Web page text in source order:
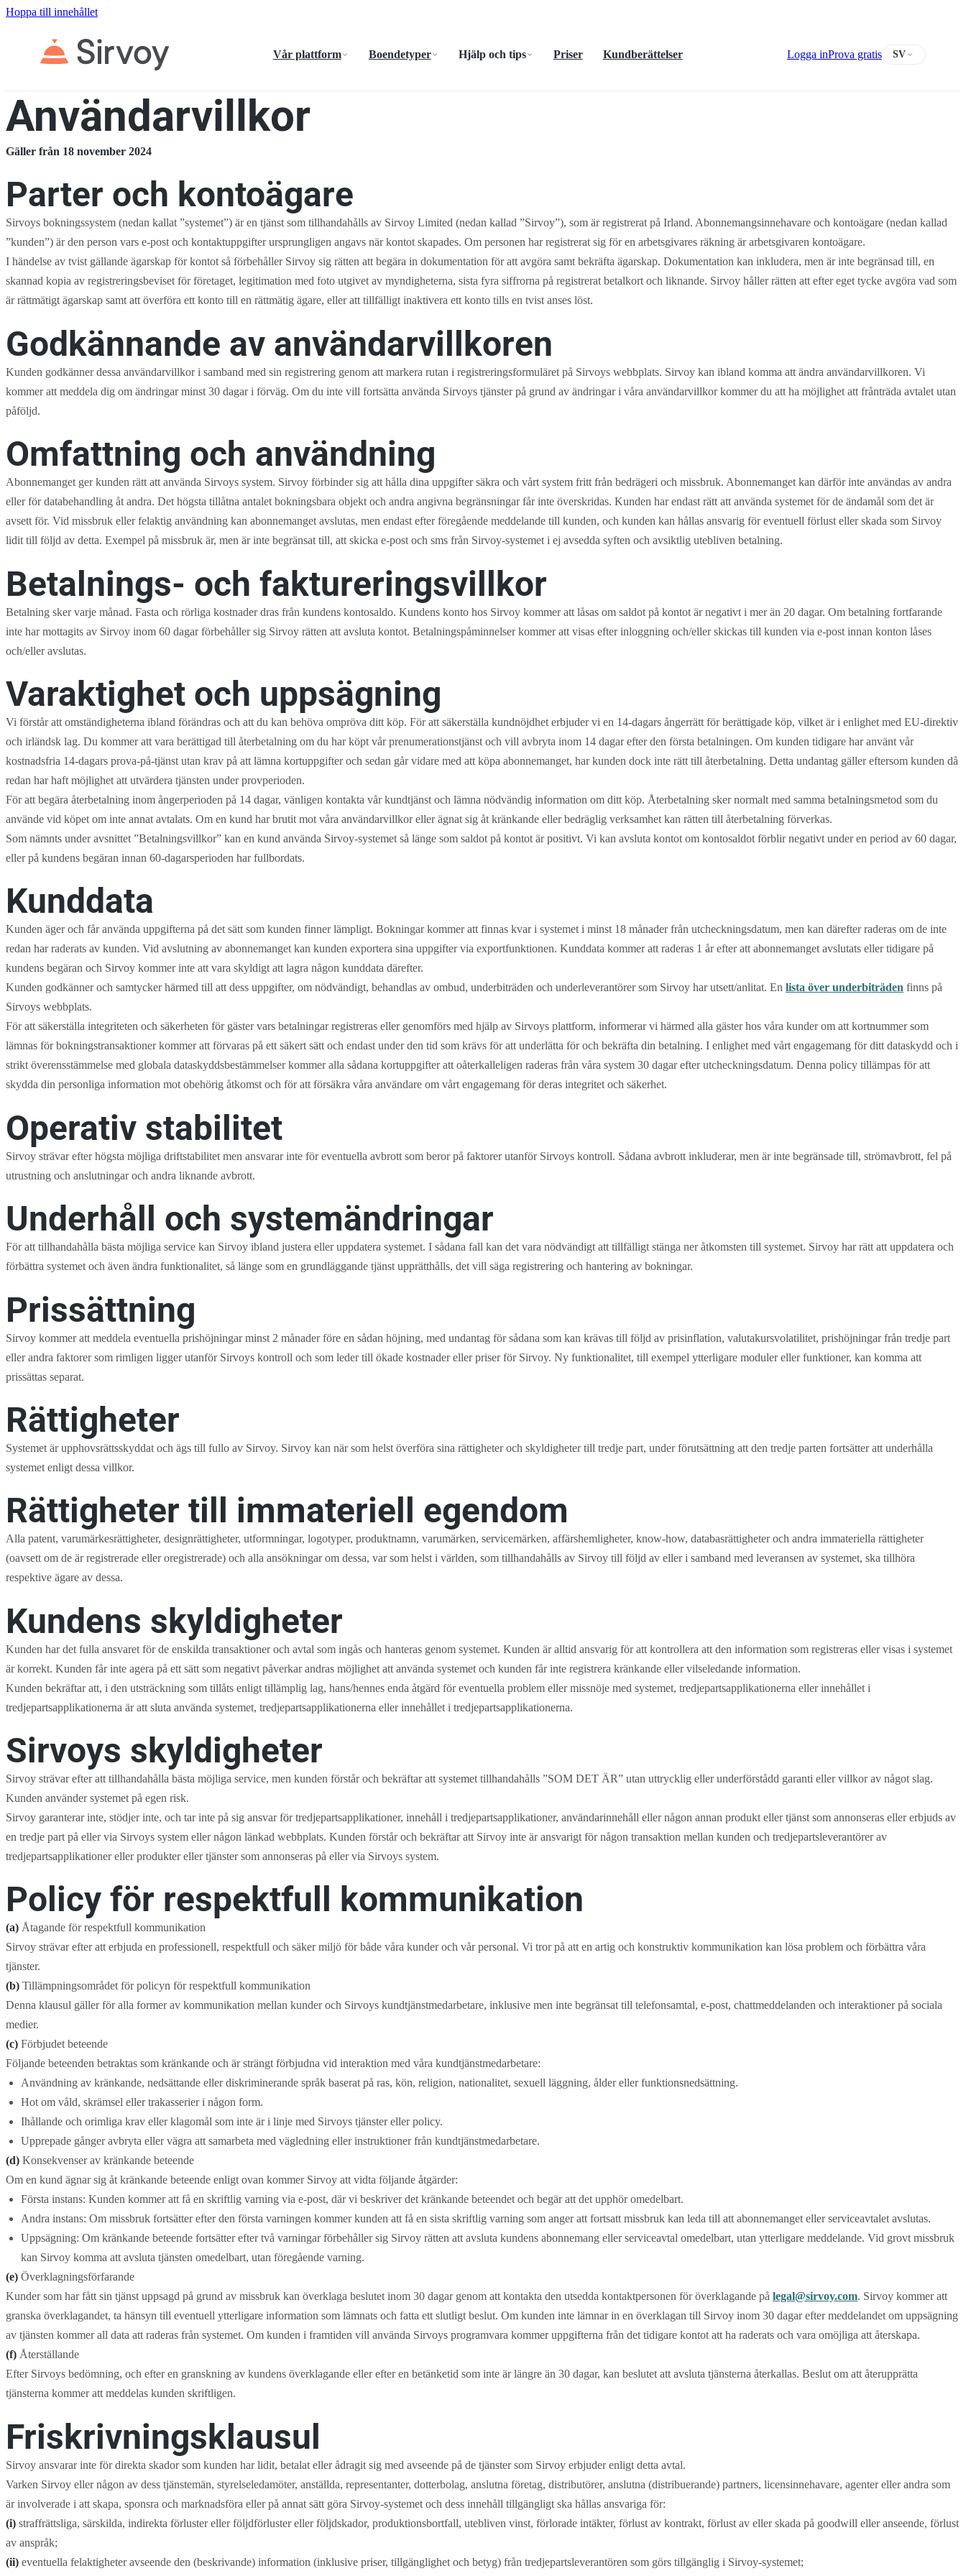
Hoppa till innehållet
Vår plattform Boendetyper Hjälp och tips Priser Kundberättelser Logga inProva gratis SV
Användarvillkor
Gäller från 18 november 2024
Parter och kontoägare
Sirvoys bokningssystem (nedan kallat ”systemet”) är en tjänst som tillhandahålls av Sirvoy Limited (nedan kallad ”Sirvoy”), som är registrerat på Irland. Abonnemangsinnehavare och kontoägare (nedan kallad
”kunden”) är den person vars e-post och kontaktuppgifter ursprungligen angavs när kontot skapades. Om personen har registrerat sig för en arbetsgivares räkning är arbetsgivaren kontoägare.
I händelse av tvist gällande ägarskap för kontot så förbehåller Sirvoy sig rätten att begära in dokumentation för att avgöra samt bekräfta ägarskap. Dokumentation kan inkludera, men är inte begränsad till, en
skannad kopia av registreringsbeviset för företaget, legitimation med foto utgivet av myndigheterna, sista fyra siffrorna på registrerat betalkort och liknande. Sirvoy håller rätten att efter eget tycke avgöra vad som
är rättmätigt ägarskap samt att överföra ett konto till en rättmätig ägare, eller att tillfälligt inaktivera ett konto tills en tvist anses löst.
Godkännande av användarvillkoren
Kunden godkänner dessa användarvillkor i samband med sin registrering genom att markera rutan i registreringsformuläret på Sirvoys webbplats. Sirvoy kan ibland komma att ändra användarvillkoren. Vi
kommer att meddela dig om ändringar minst 30 dagar i förväg. Om du inte vill fortsätta använda Sirvoys tjänster på grund av ändringar i våra användarvillkor kommer du att ha möjlighet att frånträda avtalet utan
påföljd.
Omfattning och användning
Abonnemanget ger kunden rätt att använda Sirvoys system. Sirvoy förbinder sig att hålla dina uppgifter säkra och vårt system fritt från bedrägeri och missbruk. Abonnemanget kan därför inte användas av andra
eller för databehandling åt andra. Det högsta tillåtna antalet bokningsbara objekt och andra angivna begränsningar får inte överskridas. Kunden har endast rätt att använda systemet för de ändamål som det är
avsett för. Vid missbruk eller felaktig användning kan abonnemanget avslutas, men endast efter föregående meddelande till kunden, och kunden kan hållas ansvarig för eventuell förlust eller skada som Sirvoy
lidit till följd av detta. Exempel på missbruk är, men är inte begränsat till, att skicka e-post och sms från Sirvoy-systemet i ej avsedda syften och avsiktlig utebliven betalning.
Betalnings- och faktureringsvillkor
Betalning sker varje månad. Fasta och rörliga kostnader dras från kundens kontosaldo. Kundens konto hos Sirvoy kommer att låsas om saldot på kontot är negativt i mer än 20 dagar. Om betalning fortfarande
inte har mottagits av Sirvoy inom 60 dagar förbehåller sig Sirvoy rätten att avsluta kontot. Betalningspåminnelser kommer att visas efter inloggning och/eller skickas till kunden via e-post innan konton låses
och/eller avslutas.
Varaktighet och uppsägning
Vi förstår att omständigheterna ibland förändras och att du kan behöva ompröva ditt köp. För att säkerställa kundnöjdhet erbjuder vi en 14-dagars ångerrätt för berättigade köp, vilket är i enlighet med EU-direktiv
och irländsk lag. Du kommer att vara berättigad till återbetalning om du har köpt vår prenumerationstjänst och vill avbryta inom 14 dagar efter den första betalningen. Om kunden tidigare har använt vår
kostnadsfria 14-dagars prova-på-tjänst utan krav på att lämna kortuppgifter och sedan går vidare med att köpa abonnemanget, har kunden dock inte rätt till återbetalning. Detta undantag gäller eftersom kunden då
redan har haft möjlighet att utvärdera tjänsten under provperioden.
För att begära återbetalning inom ångerperioden på 14 dagar, vänligen kontakta vår kundtjänst och lämna nödvändig information om ditt köp. Återbetalning sker normalt med samma betalningsmetod som du
använde vid köpet om inte annat avtalats. Om en kund har brutit mot våra användarvillkor eller ägnat sig åt kränkande eller bedräglig verksamhet kan rätten till återbetalning förverkas.
Som nämnts under avsnittet ”Betalningsvillkor” kan en kund använda Sirvoy-systemet så länge som saldot på kontot är positivt. Vi kan avsluta kontot om kontosaldot förblir negativt under en period av 60 dagar,
eller på kundens begäran innan 60-dagarsperioden har fullbordats.
Kunddata
Kunden äger och får använda uppgifterna på det sätt som kunden finner lämpligt. Bokningar kommer att finnas kvar i systemet i minst 18 månader från utcheckningsdatum, men kan därefter raderas om de inte
redan har raderats av kunden. Vid avslutning av abonnemanget kan kunden exportera sina uppgifter via exportfunktionen. Kunddata kommer att raderas 1 år efter att abonnemanget avslutats eller tidigare på
kundens begäran och Sirvoy kommer inte att vara skyldigt att lagra någon kunddata därefter.
Kunden godkänner och samtycker härmed till att dess uppgifter, om nödvändigt, behandlas av ombud, underbiträden och underleverantörer som Sirvoy har utsett/anlitat. En lista över underbiträden finns på
Sirvoys webbplats.
För att säkerställa integriteten och säkerheten för gäster vars betalningar registreras eller genomförs med hjälp av Sirvoys plattform, informerar vi härmed alla gäster hos våra kunder om att kortnummer som
lämnas för bokningstransaktioner kommer att förvaras på ett säkert sätt och endast under den tid som krävs för att underlätta för och bekräfta din betalning. I enlighet med vårt engagemang för ditt dataskydd och i
strikt överensstämmelse med globala dataskyddsbestämmelser kommer alla sådana kortuppgifter att oåterkalleligen raderas från våra system 30 dagar efter utcheckningsdatum. Denna policy tillämpas för att
skydda din personliga information mot obehörig åtkomst och för att försäkra våra användare om vårt engagemang för deras integritet och säkerhet.
Operativ stabilitet
Sirvoy strävar efter högsta möjliga driftstabilitet men ansvarar inte för eventuella avbrott som beror på faktorer utanför Sirvoys kontroll. Sådana avbrott inkluderar, men är inte begränsade till, strömavbrott, fel på
utrustning och anslutningar och andra liknande avbrott.
Underhåll och systemändringar
För att tillhandahålla bästa möjliga service kan Sirvoy ibland justera eller uppdatera systemet. I sådana fall kan det vara nödvändigt att tillfälligt stänga ner åtkomsten till systemet. Sirvoy har rätt att uppdatera och
förbättra systemet och även ändra funktionalitet, så länge som en grundläggande tjänst upprätthålls, det vill säga registrering och hantering av bokningar.
Prissättning
Sirvoy kommer att meddela eventuella prishöjningar minst 2 månader före en sådan höjning, med undantag för sådana som kan krävas till följd av prisinflation, valutakursvolatilitet, prishöjningar från tredje part
eller andra faktorer som rimligen ligger utanför Sirvoys kontroll och som leder till ökade kostnader eller priser för Sirvoy. Ny funktionalitet, till exempel ytterligare moduler eller funktioner, kan komma att
prissättas separat.
Rättigheter
Systemet är upphovsrättsskyddat och ägs till fullo av Sirvoy. Sirvoy kan när som helst överföra sina rättigheter och skyldigheter till tredje part, under förutsättning att den tredje parten fortsätter att underhålla
systemet enligt dessa villkor.
Rättigheter till immateriell egendom
Alla patent, varumärkesrättigheter, designrättigheter, utformningar, logotyper, produktnamn, varumärken, servicemärken, affärshemligheter, know-how, databasrättigheter och andra immateriella rättigheter
(oavsett om de är registrerade eller oregistrerade) och alla ansökningar om dessa, var som helst i världen, som tillhandahålls av Sirvoy till följd av eller i samband med leveransen av systemet, ska tillhöra
respektive ägare av dessa.
Kundens skyldigheter
Kunden har det fulla ansvaret för de enskilda transaktioner och avtal som ingås och hanteras genom systemet. Kunden är alltid ansvarig för att kontrollera att den information som registreras eller visas i systemet
är korrekt. Kunden får inte agera på ett sätt som negativt påverkar andras möjlighet att använda systemet och kunden får inte registrera kränkande eller vilseledande information.
Kunden bekräftar att, i den utsträckning som tillåts enligt tillämplig lag, hans/hennes enda åtgärd för eventuella problem eller missnöje med systemet, tredjepartsapplikationerna eller innehållet i
tredjepartsapplikationerna är att sluta använda systemet, tredjepartsapplikationerna eller innehållet i tredjepartsapplikationerna.
Sirvoys skyldigheter
Sirvoy strävar efter att tillhandahålla bästa möjliga service, men kunden förstår och bekräftar att systemet tillhandahålls ”SOM DET ÄR” utan uttrycklig eller underförstådd garanti eller villkor av något slag.
Kunden använder systemet på egen risk.
Sirvoy garanterar inte, stödjer inte, och tar inte på sig ansvar för tredjepartsapplikationer, innehåll i tredjepartsapplikationer, användarinnehåll eller någon annan produkt eller tjänst som annonseras eller erbjuds av
en tredje part på eller via Sirvoys system eller någon länkad webbplats. Kunden förstår och bekräftar att Sirvoy inte är ansvarigt för någon transaktion mellan kunden och tredjepartsleverantörer av
tredjepartsapplikationer eller produkter eller tjänster som annonseras på eller via Sirvoys system.
Policy för respektfull kommunikation
(a) Åtagande för respektfull kommunikation
Sirvoy strävar efter att erbjuda en professionell, respektfull och säker miljö för både våra kunder och vår personal. Vi tror på att en artig och konstruktiv kommunikation kan lösa problem och förbättra våra
tjänster.
(b) Tillämpningsområdet för policyn för respektfull kommunikation
Denna klausul gäller för alla former av kommunikation mellan kunder och Sirvoys kundtjänstmedarbetare, inklusive men inte begränsat till telefonsamtal, e-post, chattmeddelanden och interaktioner på sociala
medier.
(c) Förbjudet beteende
Följande beteenden betraktas som kränkande och är strängt förbjudna vid interaktion med våra kundtjänstmedarbetare:
Användning av kränkande, nedsättande eller diskriminerande språk baserat på ras, kön, religion, nationalitet, sexuell läggning, ålder eller funktionsnedsättning.
Hot om våld, skrämsel eller trakasserier i någon form.
Ihållande och orimliga krav eller klagomål som inte är i linje med Sirvoys tjänster eller policy.
Upprepade gånger avbryta eller vägra att samarbeta med vägledning eller instruktioner från kundtjänstmedarbetare.
(d) Konsekvenser av kränkande beteende
Om en kund ägnar sig åt kränkande beteende enligt ovan kommer Sirvoy att vidta följande åtgärder:
Första instans: Kunden kommer att få en skriftlig varning via e-post, där vi beskriver det kränkande beteendet och begär att det upphör omedelbart.
Andra instans: Om missbruk fortsätter efter den första varningen kommer kunden att få en sista skriftlig varning som anger att fortsatt missbruk kan leda till att abonnemanget eller serviceavtalet avslutas.
Uppsägning: Om kränkande beteende fortsätter efter två varningar förbehåller sig Sirvoy rätten att avsluta kundens abonnemang eller serviceavtal omedelbart, utan ytterligare meddelande. Vid grovt missbruk
kan Sirvoy komma att avsluta tjänsten omedelbart, utan föregående varning.
(e) Överklagningsförfarande
Kunder som har fått sin tjänst uppsagd på grund av missbruk kan överklaga beslutet inom 30 dagar genom att kontakta den utsedda kontaktpersonen för överklagande på legal@sirvoy.com. Sirvoy kommer att
granska överklagandet, ta hänsyn till eventuell ytterligare information som lämnats och fatta ett slutligt beslut. Om kunden inte lämnar in en överklagan till Sirvoy inom 30 dagar efter meddelandet om uppsägning
av tjänsten kommer all data att raderas från systemet. Om kunden i framtiden vill använda Sirvoys programvara kommer uppgifterna från det tidigare kontot att ha raderats och vara omöjliga att återskapa.
(f) Återställande
Efter Sirvoys bedömning, och efter en granskning av kundens överklagande eller efter en betänketid som inte är längre än 30 dagar, kan beslutet att avsluta tjänsterna återkallas. Beslut om att återupprätta
tjänsterna kommer att meddelas kunden skriftligen.
Friskrivningsklausul
Sirvoy ansvarar inte för direkta skador som kunden har lidit, betalat eller ådragit sig med avseende på de tjänster som Sirvoy erbjuder enligt detta avtal.
Varken Sirvoy eller någon av dess tjänstemän, styrelseledamöter, anställda, representanter, dotterbolag, anslutna företag, distributörer, anslutna (distribuerande) partners, licensinnehavare, agenter eller andra som
är involverade i att skapa, sponsra och marknadsföra eller på annat sätt göra Sirvoy-systemet och dess innehåll tillgängligt ska hållas ansvariga för:
(i) straffrättsliga, särskilda, indirekta förluster eller följdförluster eller följdskador, produktionsbortfall, utebliven vinst, förlorade intäkter, förlust av kontrakt, förlust av eller skada på goodwill eller anseende, förlust
av anspråk;
(ii) eventuella felaktigheter avseende den (beskrivande) information (inklusive priser, tillgänglighet och betyg) från tredjepartsleverantören som görs tillgänglig i Sirvoy-systemet;